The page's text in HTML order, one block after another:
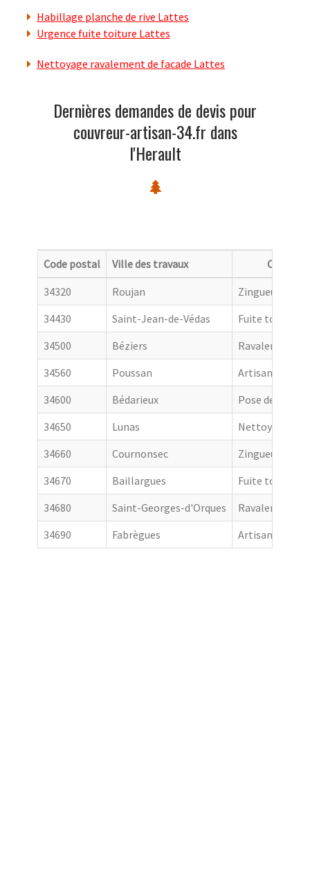
Habillage planche de rive Lattes
Urgence fuite toiture Lattes
Nettoyage ravalement de facade Lattes
Dernières demandes de devis pour
couvreur-artisan-34.fr dans
l'Herault
Code postal Ville des travaux
34320
Roujan
Zingueur
34430
Saint-Jean-de-Védas
Fuite toiture
34500
Béziers
Ravalement
34560
Poussan
Artisan
34600
Bédarieux
Pose de
34650
Lunas
Nettoyage de
34660
Cournonsec
Zingueur
34670
Baillargues
Fuite toiture
34680
Saint-Georges-d'Orques
Ravalement
34690
Fabrègues Artisan